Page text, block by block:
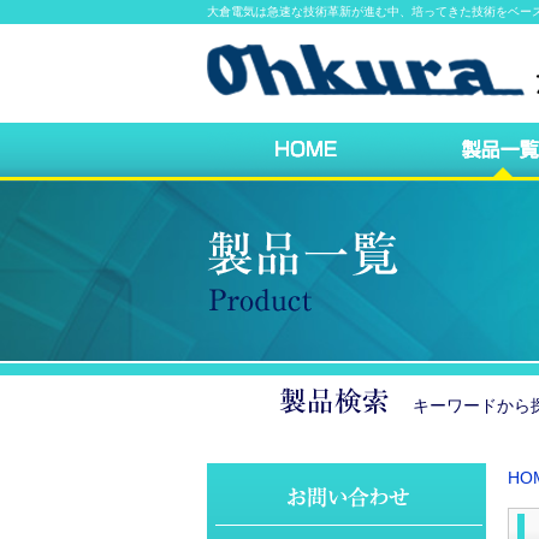
大倉電気は急速な技術革新が進む中、培ってきた技術をベ
キーワードか